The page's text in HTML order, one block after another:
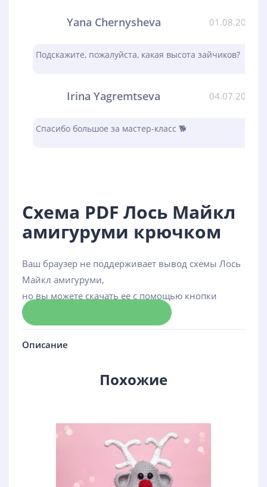
Yana Chernysheva 01.08.2023
Подскажите, пожалуйста, какая высота зайчиков?
Irina Yagremtseva 04.07.2023
Спасибо большое за мастер-класс 🐕
Схема PDF Лось Майкл
амигуруми крючком
Ваш браузер не поддерживает вывод схемы Лось
Майкл амигуруми,
но вы можете скачать ее с помощью кнопки
Описание
Похожие